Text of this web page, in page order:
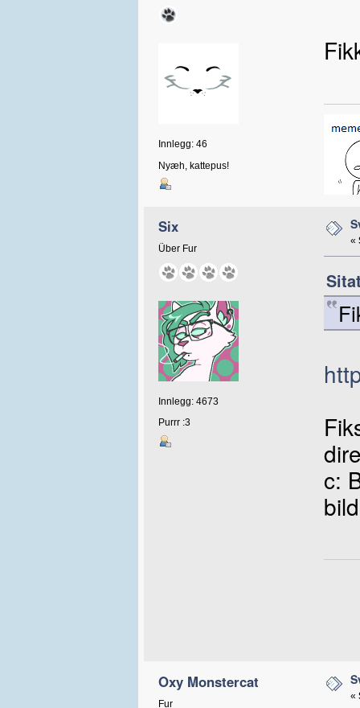
Innlegg: 46
Nyæh, kattepus!
Six
Über Fur
Innlegg: 4673
Purrr :3
«
c:
Oxy Monstercat
Fur
«